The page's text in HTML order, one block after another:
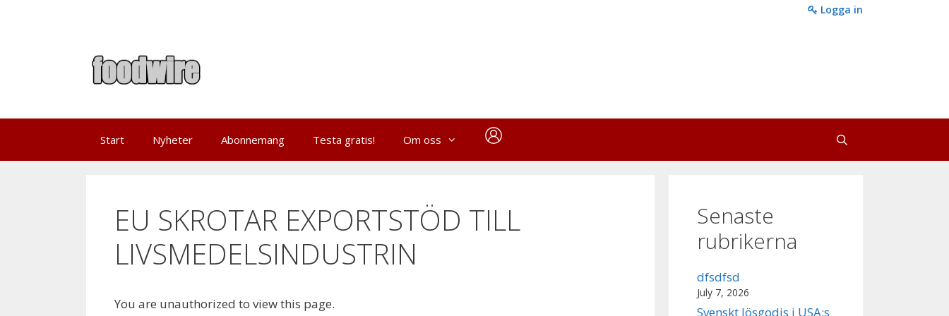
Logga in
Start Nyheter Abonnemang Testa gratis! Om oss
EU SKROTAR EXPORTSTÖD TILL
LIVSMEDELSINDUSTRIN
You are unauthorized to view this page.
Senaste
rubrikerna
dfsdfsd
July 7, 2026
Svenskt lösgodis i USA:s